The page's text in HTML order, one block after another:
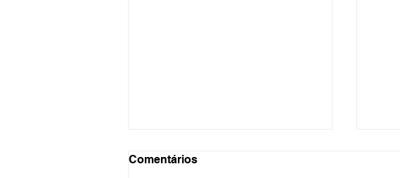
Comentários